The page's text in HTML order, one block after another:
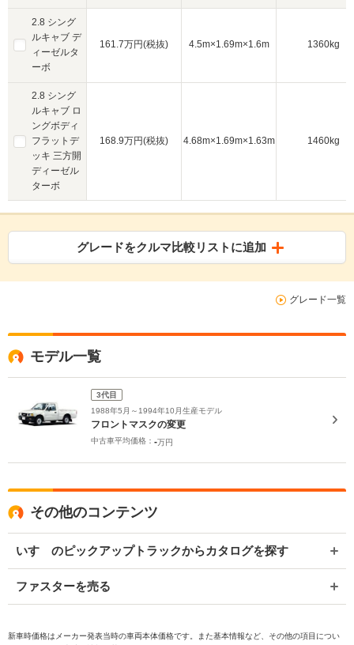
2.8 シング
ルキャブ デ
ィーゼルタ
ーボ
2.8 シング
ルキャブ ロ
ングボディ
フラットデ
ッキ 三方開
ディーゼル
ターボ
161.7万円(税抜) 4.5m×1.69m×1.6m 1360kg
168.9万円(税抜) 4.68m×1.69m×1.63m 1460kg
グレードをクルマ比較リストに追加
グレード一覧
モデル一覧
3代目
1988年5月～1994年10月生産モデル
フロントマスクの変更
中古車平均価格： -万円
その他のコンテンツ
いすゞのピックアップトラックからカタログを探す
ファスターを売る
新車時価格はメーカー発表当時の車両本体価格です。また基本情報など、その他の項目につい